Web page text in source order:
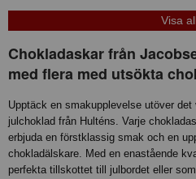
Chokladaskar från
med flera med utsökta
Upptäck en smakupplevelse utöver
julchoklad från Hulténs. Varje
erbjuda en förstklassig smak och en
chokladälskare. Med en enastående
perfekta tillskottet till julbordet eller